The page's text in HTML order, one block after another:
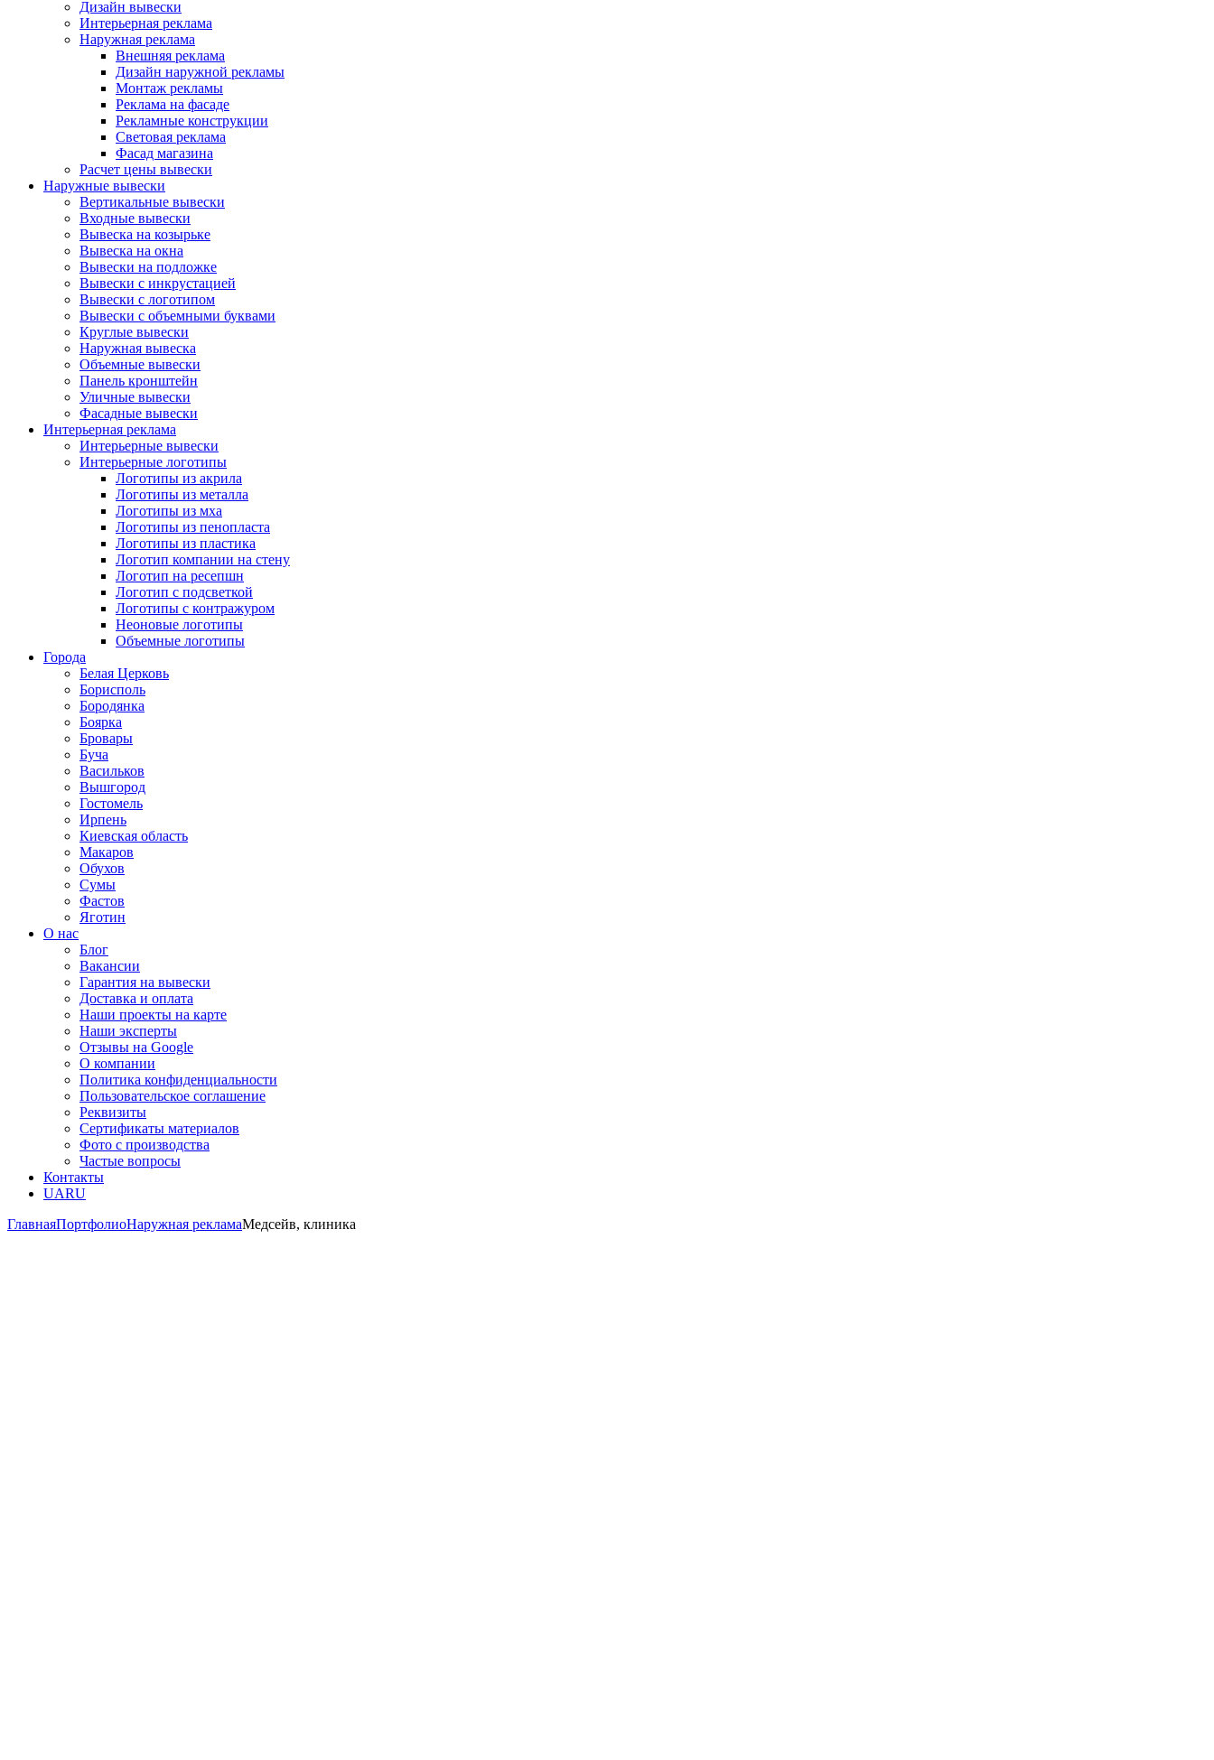
Дизайн вывески
Интерьерная реклама
Наружная реклама
Внешняя реклама
Дизайн наружной рекламы
Монтаж рекламы
Реклама на фасаде
Рекламные конструкции
Световая реклама
Фасад магазина
Расчет цены вывески
Наружные вывески
Вертикальные вывески
Входные вывески
Вывеска на козырьке
Вывеска на окна
Вывески на подложке
Вывески с инкрустацией
Вывески с логотипом
Вывески с объемными буквами
Круглые вывески
Наружная вывеска
Объемные вывески
Панель кронштейн
Уличные вывески
Фасадные вывески
Интерьерная реклама
Интерьерные вывески
Интерьерные логотипы
Логотипы из акрила
Логотипы из металла
Логотипы из мха
Логотипы из пенопласта
Логотипы из пластика
Логотип компании на стену
Логотип на ресепшн
Логотип с подсветкой
Логотипы с контражуром
Неоновые логотипы
Объемные логотипы
Города
Белая Церковь
Борисполь
Бородянка
Боярка
Бровары
Буча
Васильков
Вышгород
Гостомель
Ирпень
Киевская область
Макаров
Обухов
Сумы
Фастов
Яготин
О нас
Блог
Вакансии
Гарантия на вывески
Доставка и оплата
Наши проекты на карте
Наши эксперты
Отзывы на Google
О компании
Политика конфиденциальности
Пользовательское соглашение
Реквизиты
Сертификаты материалов
Фото с производства
Частые вопросы
Контакты
UARU
ГлавнаяПортфолиоНаружная рекламаМедсейв, клиника